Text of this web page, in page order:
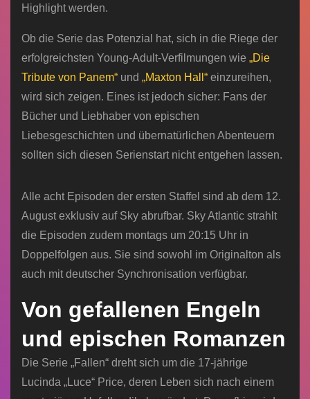
Highlight werden.
Ob die Serie das Potenzial hat, sich in die Riege der
erfolgreichsten Young-Adult-Verfilmungen wie „Die
Tribute von Panem“ und „Maxton Hall“ einzureihen,
wird sich zeigen. Eines ist jedoch sicher: Fans der
Bücher und Liebhaber von epischen
Liebesgeschichten und übernatürlichen Abenteuern
sollten sich diesen Serienstart nicht entgehen lassen.
Alle acht Episoden der ersten Staffel sind ab dem 12.
August exklusiv auf Sky abrufbar. Sky Atlantic strahlt
die Episoden zudem montags um 20:15 Uhr in
Doppelfolgen aus. Sie sind sowohl im Originalton als
auch mit deutscher Synchronisation verfügbar.
Von gefallenen Engeln
und epischen Romanzen
Die Serie „Fallen“ dreht sich um die 17-jährige
Lucinda „Luce“ Price, deren Leben sich nach einem